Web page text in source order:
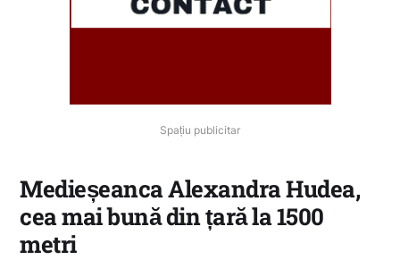
Spațiu publicitar
Medieșeanca Alexandra Hudea,
cea mai bună din țară la 1500
metri